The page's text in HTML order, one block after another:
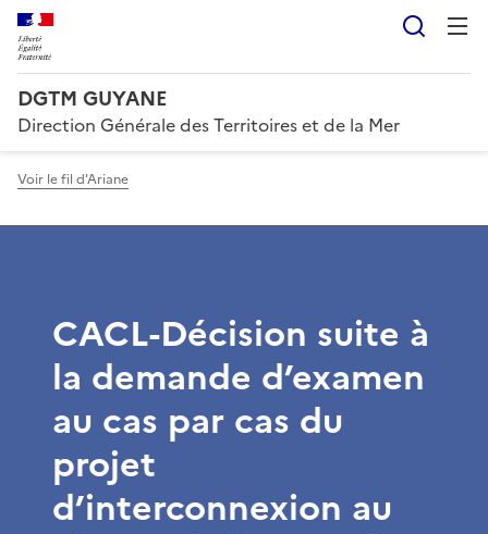
DGTM GUYANE
Direction Générale des Territoires et de la Mer
Voir le fil d'Ariane
CACL-Décision suite à
la demande d’examen
au cas par cas du
projet
d’interconnexion au